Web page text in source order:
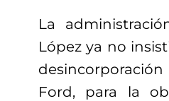
La
López ya no
Ford, para la